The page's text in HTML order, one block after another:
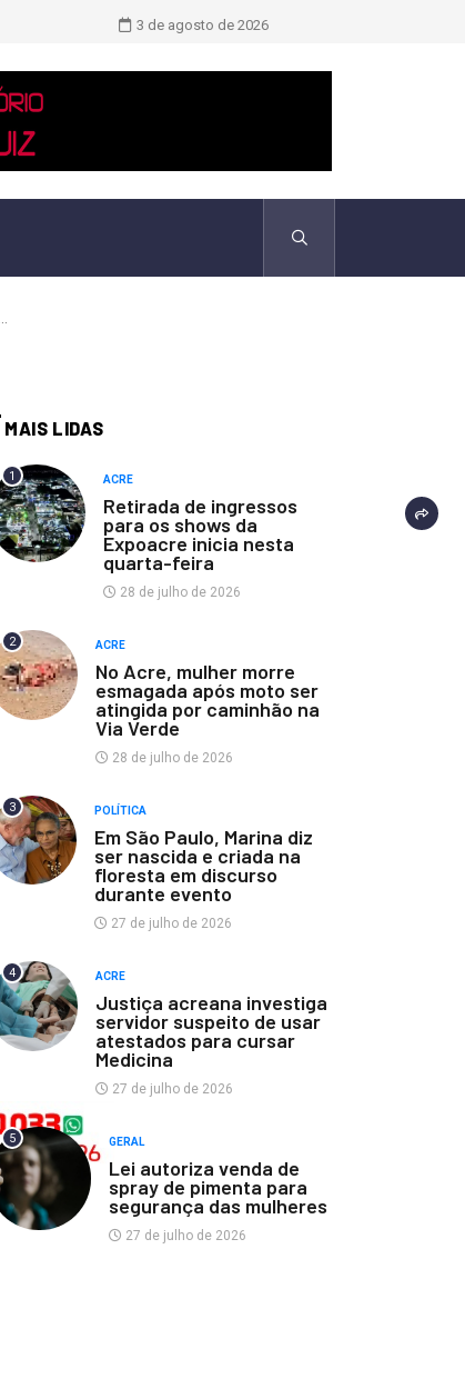
TCU identificou desvios de dinheiro
3 de agosto de 2026
MAIS LIDAS
1 ACRE
Retirada de ingressos
para os shows da
Expoacre inicia nesta
quarta-feira
28 de julho de 2026
2 ACRE
No Acre, mulher morre
esmagada após moto ser
atingida por caminhão na
Via Verde
28 de julho de 2026
3 POLÍTICA
Em São Paulo, Marina diz
ser nascida e criada na
floresta em discurso
durante evento
27 de julho de 2026
4 ACRE
Justiça acreana investiga
servidor suspeito de usar
atestados para cursar
Medicina
27 de julho de 2026
5 GERAL
Lei autoriza venda de
spray de pimenta para
segurança das mulheres
27 de julho de 2026